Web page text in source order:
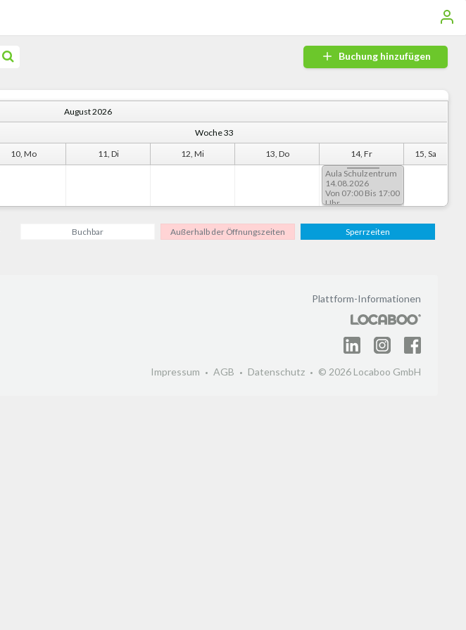
Buchung hinzufügen
August 2026
Woche 33
10, Mo 11, Di 12, Mi 13, Do 14, Fr
15, Sa
Aula Schulzentrum
14.08.2026
Von 07:00 Bis 17:00
Uhr
Buchbar Außerhalb der Öffnungszeiten Sperrzeiten
Plattform-Informationen
Impressum AGB Datenschutz © 2026 Locaboo GmbH